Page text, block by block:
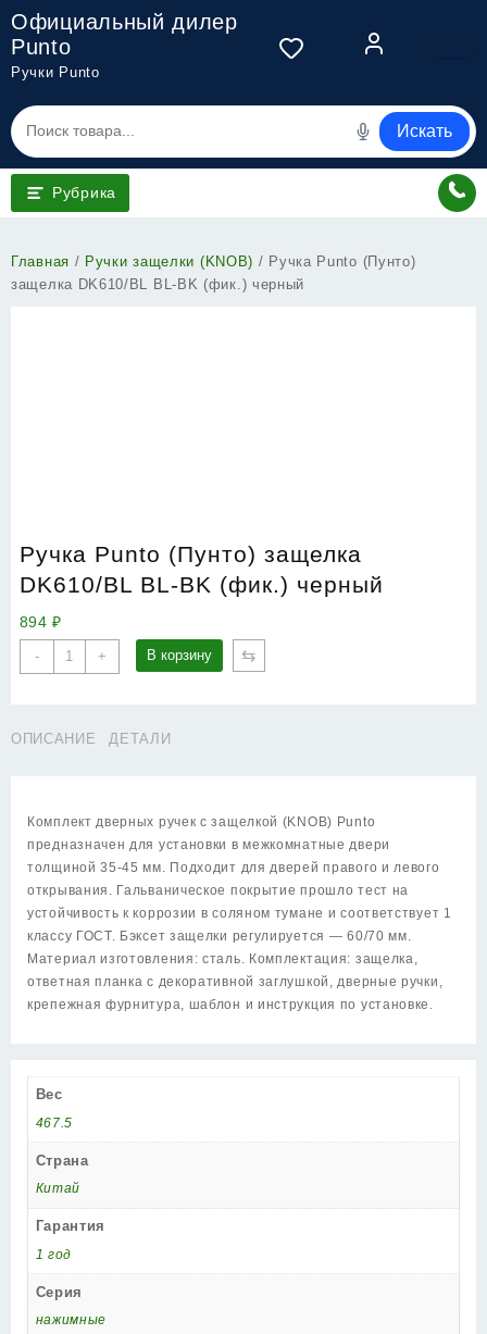
Перейти
содержимому
Официальный дилер
Punto
Ручки Punto
Искать
Рубрика
Главная / Ручки защелки (KNOB) / Ручка Punto (Пунто)
защелка DK610/BL BL-BK (фик.) черный
Ручка Punto (Пунто) защелка
DK610/BL BL-BK (фик.) черный
894₽
-
Количество
товара
(Пунто)
(фик.)
черный
+ В корзину ⇆
ОПИСАНИЕ ДЕТАЛИ
Комплект дверных ручек с защелкой (KNOB) Punto
предназначен для установки в межкомнатные двери
толщиной 35-45 мм. Подходит для дверей правого и левого
открывания. Гальваническое покрытие прошло тест на
устойчивость к коррозии в соляном тумане и соответствует 1
классу ГОСТ. Бэксет защелки регулируется — 60/70 мм.
Материал изготовления: сталь. Комплектация: защелка,
ответная планка с декоративной заглушкой, дверные ручки,
крепежная фурнитура, шаблон и инструкция по установке.
Вес
467.5
Страна
Китай
Гарантия
1 год
Серия
нажимные